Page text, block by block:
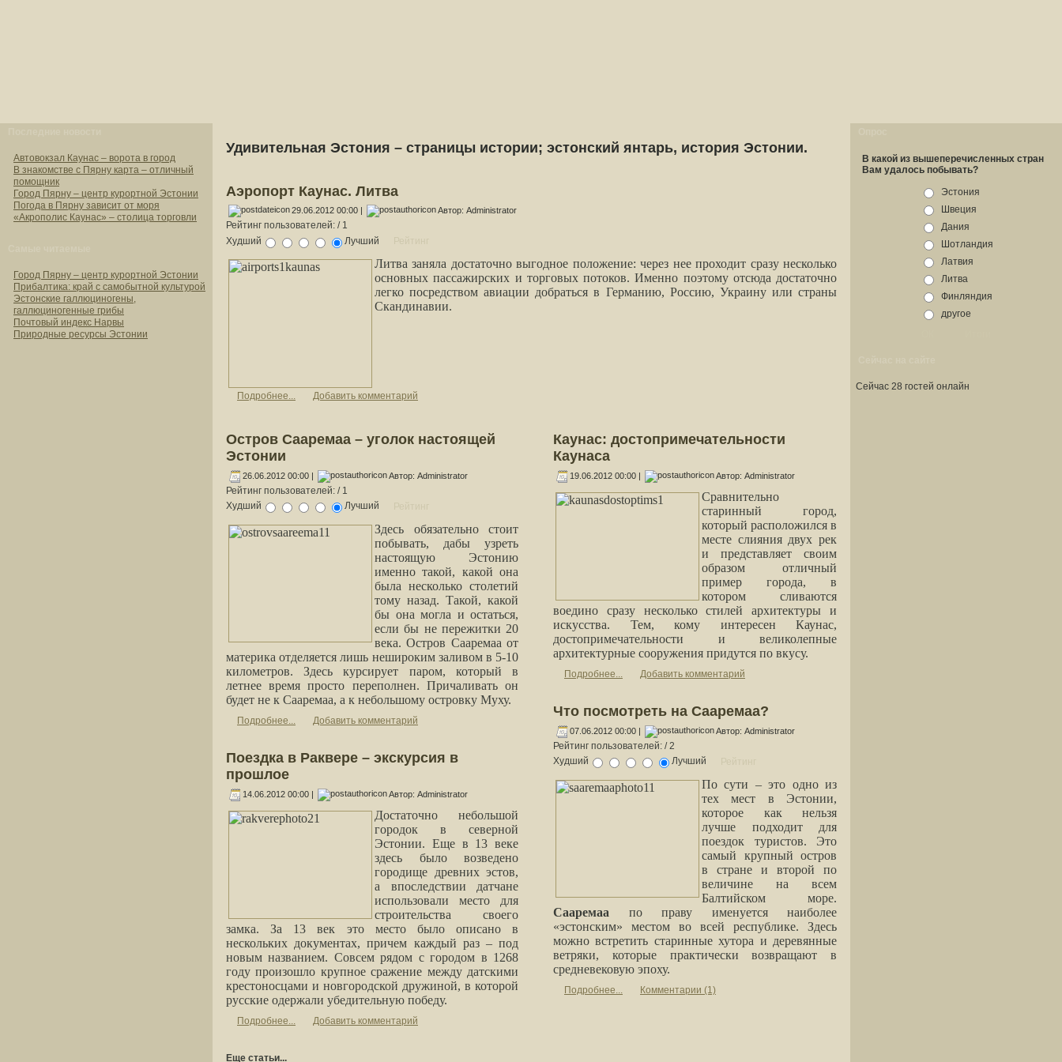
Автовокзал Каунас – ворота в город
В знакомстве с Пярну карта – отличный
помощник
Город Пярну – центр курортной Эстонии
Погода в Пярну зависит от моря
«Акрополис Каунас» – столица торговли
Город Пярну – центр курортной Эстонии
Прибалтика: край с самобытной культурой
Эстонские галлюциногены,
галлюциногенные грибы
Почтовый индекс Нарвы
Природные ресурсы Эстонии
Удивительная Эстония – страницы истории; эстонский янтарь, история Эстонии.
Аэропорт Каунас. Литва
29.06.2012 00:00 | Автор: Administrator
Рейтинг пользователей: / 1
Худший
Лучший
Литва заняла достаточно выгодное положение: через нее проходит сразу несколько
основных пассажирских и торговых потоков. Именно поэтому отсюда достаточно
легко посредством авиации добраться в Германию, Россию, Украину или страны
Скандинавии.
Подробнее... Добавить комментарий
Остров Сааремаа – уголок настоящей
Эстонии
26.06.2012 00:00 | Автор: Administrator
Рейтинг пользователей: / 1
Худший
Лучший
Здесь обязательно стоит
побывать, дабы узреть
настоящую Эстонию
именно такой, какой она
была несколько столетий
тому назад. Такой, какой
бы она могла и остаться,
если бы не пережитки 20
века. Остров Сааремаа от
материка отделяется лишь нешироким заливом в 5-10
километров. Здесь курсирует паром, который в
летнее время просто переполнен. Причаливать он
будет не к Сааремаа, а к небольшому островку Муху.
Подробнее... Добавить комментарий
Поездка в Раквере – экскурсия в
прошлое
14.06.2012 00:00 | Автор: Administrator
Достаточно небольшой
городок в северной
Эстонии. Еще в 13 веке
здесь было возведено
городище древних эстов,
а впоследствии датчане
использовали место для
строительства своего
замка. За 13 век это место было описано в
нескольких документах, причем каждый раз – под
новым названием. Совсем рядом с городом в 1268
году произошло крупное сражение между датскими
крестоносцами и новгородской дружиной, в которой
русские одержали убедительную победу.
Подробнее... Добавить комментарий
Каунас: достопримечательности
Каунаса
19.06.2012 00:00 | Автор: Administrator
Сравнительно
старинный город,
который расположился в
месте слияния двух рек
и представляет своим
образом отличный
пример города, в
котором сливаются
воедино сразу несколько стилей архитектуры и
искусства. Тем, кому интересен Каунас,
достопримечательности и великолепные
архитектурные сооружения придутся по вкусу.
Подробнее... Добавить комментарий
Что посмотреть на Сааремаа?
07.06.2012 00:00 | Автор: Administrator
Рейтинг пользователей: / 2
Худший
Лучший
По сути – это одно из
тех мест в Эстонии,
которое как нельзя
лучше подходит для
поездок туристов. Это
самый крупный остров
в стране и второй по
величине на всем
Балтийском море.
Сааремаа по праву именуется наиболее
«эстонским» местом во всей республике. Здесь
можно встретить старинные хутора и деревянные
ветряки, которые практически возвращают в
средневековую эпоху.
Подробнее... Комментарии (1)
Еще статьи...
В какой из вышеперечисленных стран
Вам удалось побывать?
Эстония
Швеция
Дания
Шотландия
Латвия
Литва
Финляндия
другое
Сейчас 28 гостей онлайн